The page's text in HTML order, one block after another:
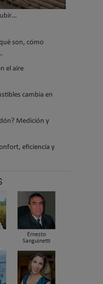
son, cómo
el aire
cambia en
Medición y
eficiencia y
Ernesto
Sanguinetti